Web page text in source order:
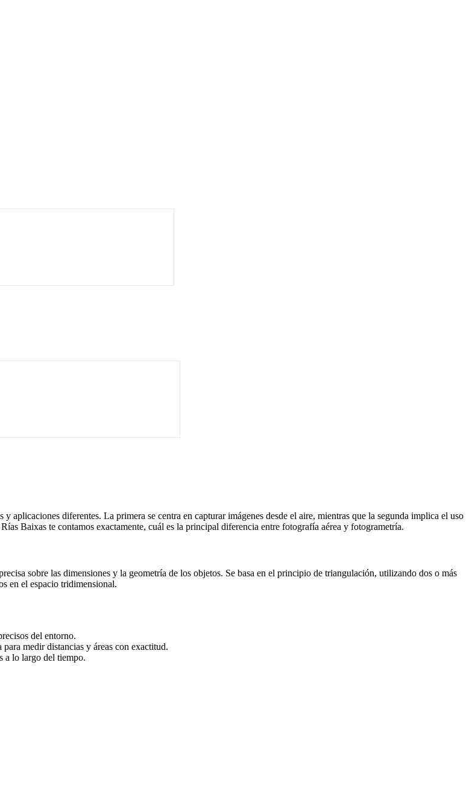
aplicaciones diferentes. La primera se centra en capturar imágenes desde el aire, mientras que la segunda implica el uso
Baixas te contamos exactamente, cuál es la principal diferencia entre fotografía aérea y fotogrametría.
sobre las dimensiones y la geometría de los objetos. Se basa en el principio de triangulación, utilizando dos o más
en el espacio tridimensional.
del entorno.
medir distancias y áreas con exactitud.
a lo largo del tiempo.